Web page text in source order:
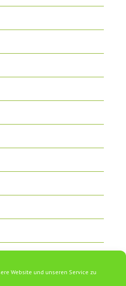
Website und unseren Service zu